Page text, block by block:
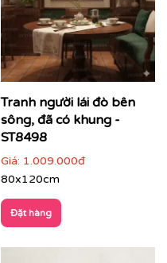
Tranh người lái đò bên
sông, đã có khung -
ST8498
Giá: 1.009.000đ
80x120cm
Đặt hàng